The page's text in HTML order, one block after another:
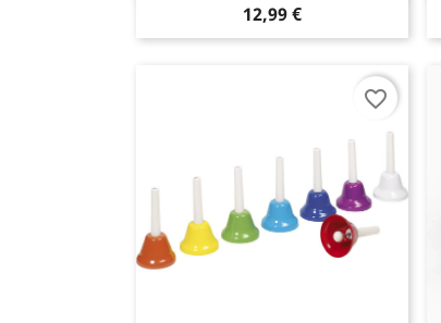
12,99 €
favorite_border